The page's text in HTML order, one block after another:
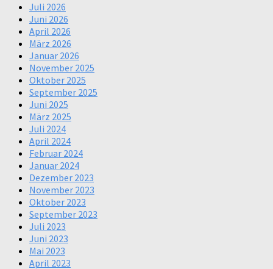
Juli 2026
Juni 2026
April 2026
März 2026
Januar 2026
November 2025
Oktober 2025
September 2025
Juni 2025
März 2025
Juli 2024
April 2024
Februar 2024
Januar 2024
Dezember 2023
November 2023
Oktober 2023
September 2023
Juli 2023
Juni 2023
Mai 2023
April 2023